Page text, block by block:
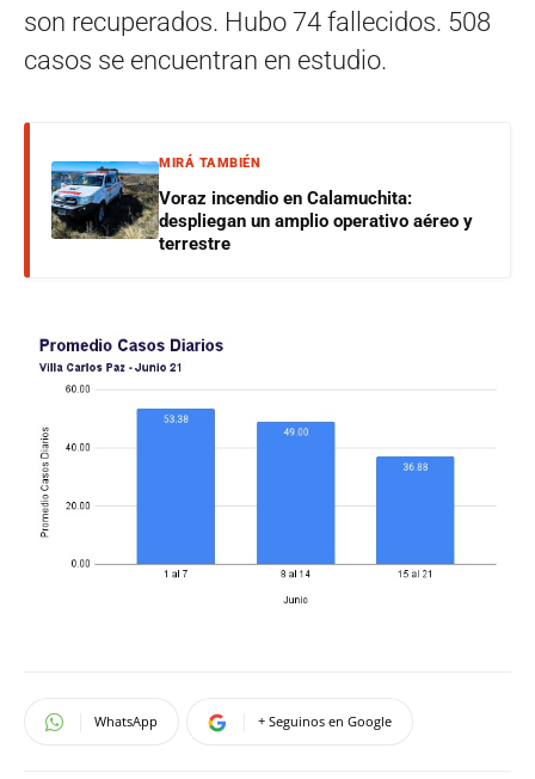
son recuperados. Hubo 74 fallecidos. 508
casos se encuentran en estudio.
MIRÁ TAMBIÉN
Voraz incendio en Calamuchita:
despliegan un amplio operativo aéreo y
terrestre
WhatsApp + Seguinos en Google